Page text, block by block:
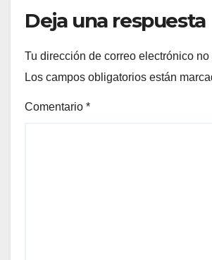
Deja una respuesta
Tu dirección de correo electrónico
Los campos obligatorios están
Comentario *